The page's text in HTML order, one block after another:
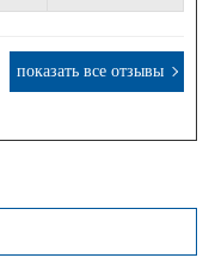
показать все отзывы